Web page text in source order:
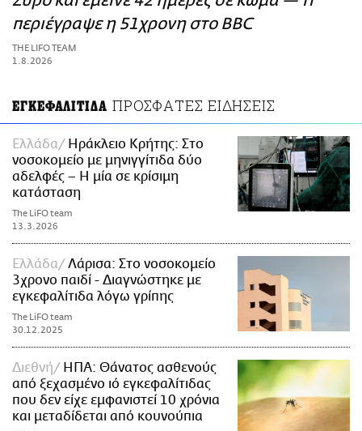
ΑΜΠΑ
PRINT
περιέγραψε η 51χρονη στο BBC
THE LIFO TEAM
1.8.2026
ΕΓΚΕΦΑΛΙΤΙΔΑ ΠΡΟΣΦΑΤΕΣ ΕΙΔΗΣΕΙΣ
Ελλάδα
Ηράκλειο Κρήτης: Στο
νοσοκομείο με μηνιγγίτιδα δύο
αδελφές – Η μία σε κρίσιμη
κατάσταση
The LiFO team
13.3.2026
Ελλάδα
Λάρισα: Στο νοσοκομείο
3χρονο παιδί - Διαγνώστηκε με
εγκεφαλίτιδα λόγω γρίπης
The LiFO team
30.12.2025
Διεθνή
ΗΠΑ: Θάνατος ασθενούς
από ξεχασμένο ιό εγκεφαλίτιδας
που δεν είχε εμφανιστεί 10 χρόνια
και μεταδίδεται από κουνούπια